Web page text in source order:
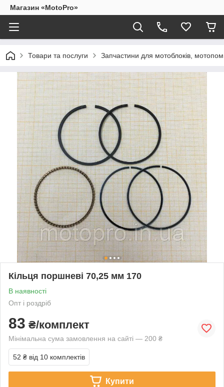
Магазин «MotoPro»
Товари та послуги Запчастини для мотоблоків,
Кільця поршневі 70,25 мм 170
В наявності
Опт і роздріб
83 ₴/комплект
Мінімальна сума замовлення на сайті — 200 ₴
52 ₴ від 10 комплектів
Купити